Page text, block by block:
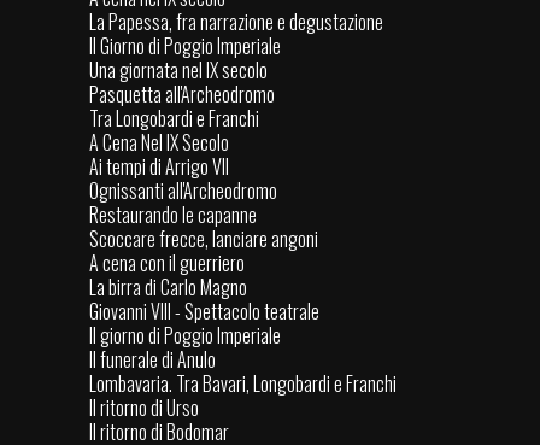
La Papessa, fra narrazione e degustazione
Il Giorno di Poggio Imperiale
Una giornata nel IX secolo
Pasquetta all'Archeodromo
Tra Longobardi e Franchi
A Cena Nel IX Secolo
Ai tempi di Arrigo VII
Ognissanti all'Archeodromo
Restaurando le capanne
Scoccare frecce, lanciare angoni
A cena con il guerriero
La birra di Carlo Magno
Giovanni VIII - Spettacolo teatrale
Il giorno di Poggio Imperiale
Il funerale di Anulo
Lombavaria. Tra Bavari, Longobardi e Franchi
Il ritorno di Urso
Il ritorno di Bodomar